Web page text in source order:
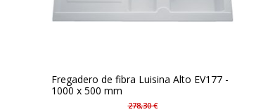
Fregadero de fibra Luisina Alto EV177 -
1000 x 500 mm
278,30 €